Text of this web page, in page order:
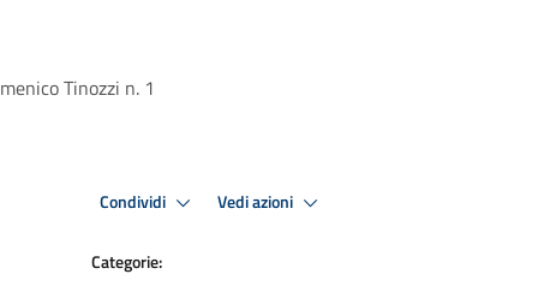
Tinozzi n. 1
Condividi Vedi azioni
Categorie: